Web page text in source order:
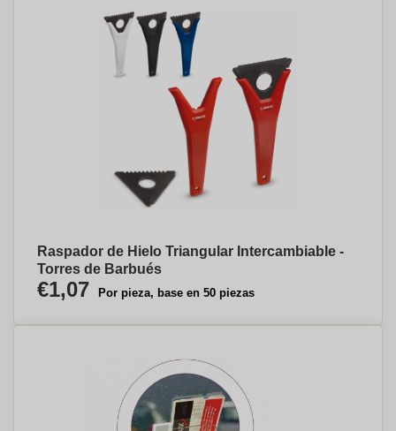
Raspador de Hielo Triangular Intercambiable -
Torres de Barbués
€1,07 Por pieza, base en 50 piezas